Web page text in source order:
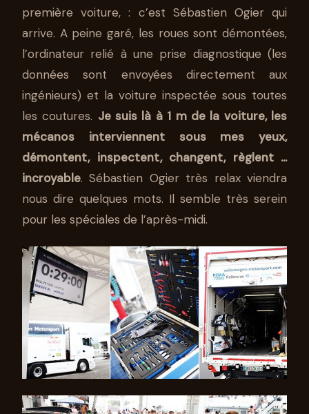
première voiture, : c’est Sébastien Ogier qui
arrive. A peine garé, les roues sont démontées,
l’ordinateur relié à une prise diagnostique (les
données sont envoyées directement aux
ingénieurs) et la voiture inspectée sous toutes
les coutures. Je suis là à 1 m de la voiture, les
mécanos interviennent sous mes yeux,
démontent, inspectent, changent, règlent …
incroyable. Sébastien Ogier très relax viendra
nous dire quelques mots. Il semble très serein
pour les spéciales de l’après-midi.